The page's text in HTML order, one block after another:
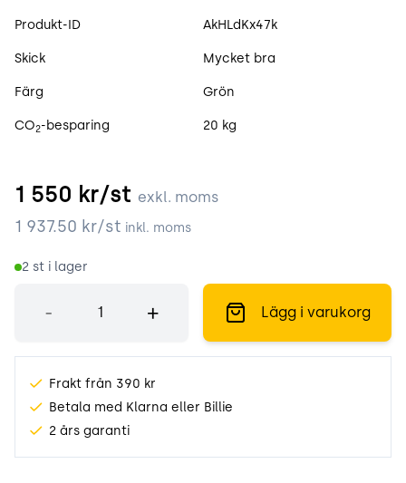
Produktspecifikation
Produkt-ID AkHLdKx47k
Skick Mycket bra
Färg Grön
CO2-besparing 20 kg
1 550 kr/st exkl. moms
1 937.50 kr/st inkl. moms
2 st i lager
- + Lägg i varukorg
Frakt från 390 kr
Betala med Klarna eller Billie
2 års garanti